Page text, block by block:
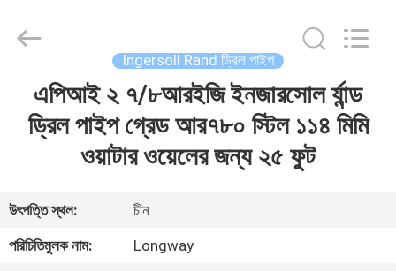
ভিডিও
Ingersoll Rand ড্রিল পাইপ
এপিআই ২ ৭/৮আরইজি ইনজারসোল র্যান্ড
ড্রিল পাইপ গ্রেড আর৭৮০ স্টিল ১১৪ মিমি
ওয়াটার ওয়েলের জন্য ২৫ ফুট
উৎপত্তি স্থল:
চীন
পরিচিতিমুলক নাম:
Longway